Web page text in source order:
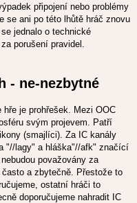
připojení nebo problémy
se ani po této lhůtě hráč znovu
jednalo o technické
porušení pravidel.
- ne-nezbytné
je prohřešek. Mezi OOC
svým projevem. Patří
(smajlíci). Za IC kanály
"//lagy" a hláška"//afk" značící
považovány za
a zbytečně. Přestože to
ostatní hráči to
doporučujeme nahradit IC